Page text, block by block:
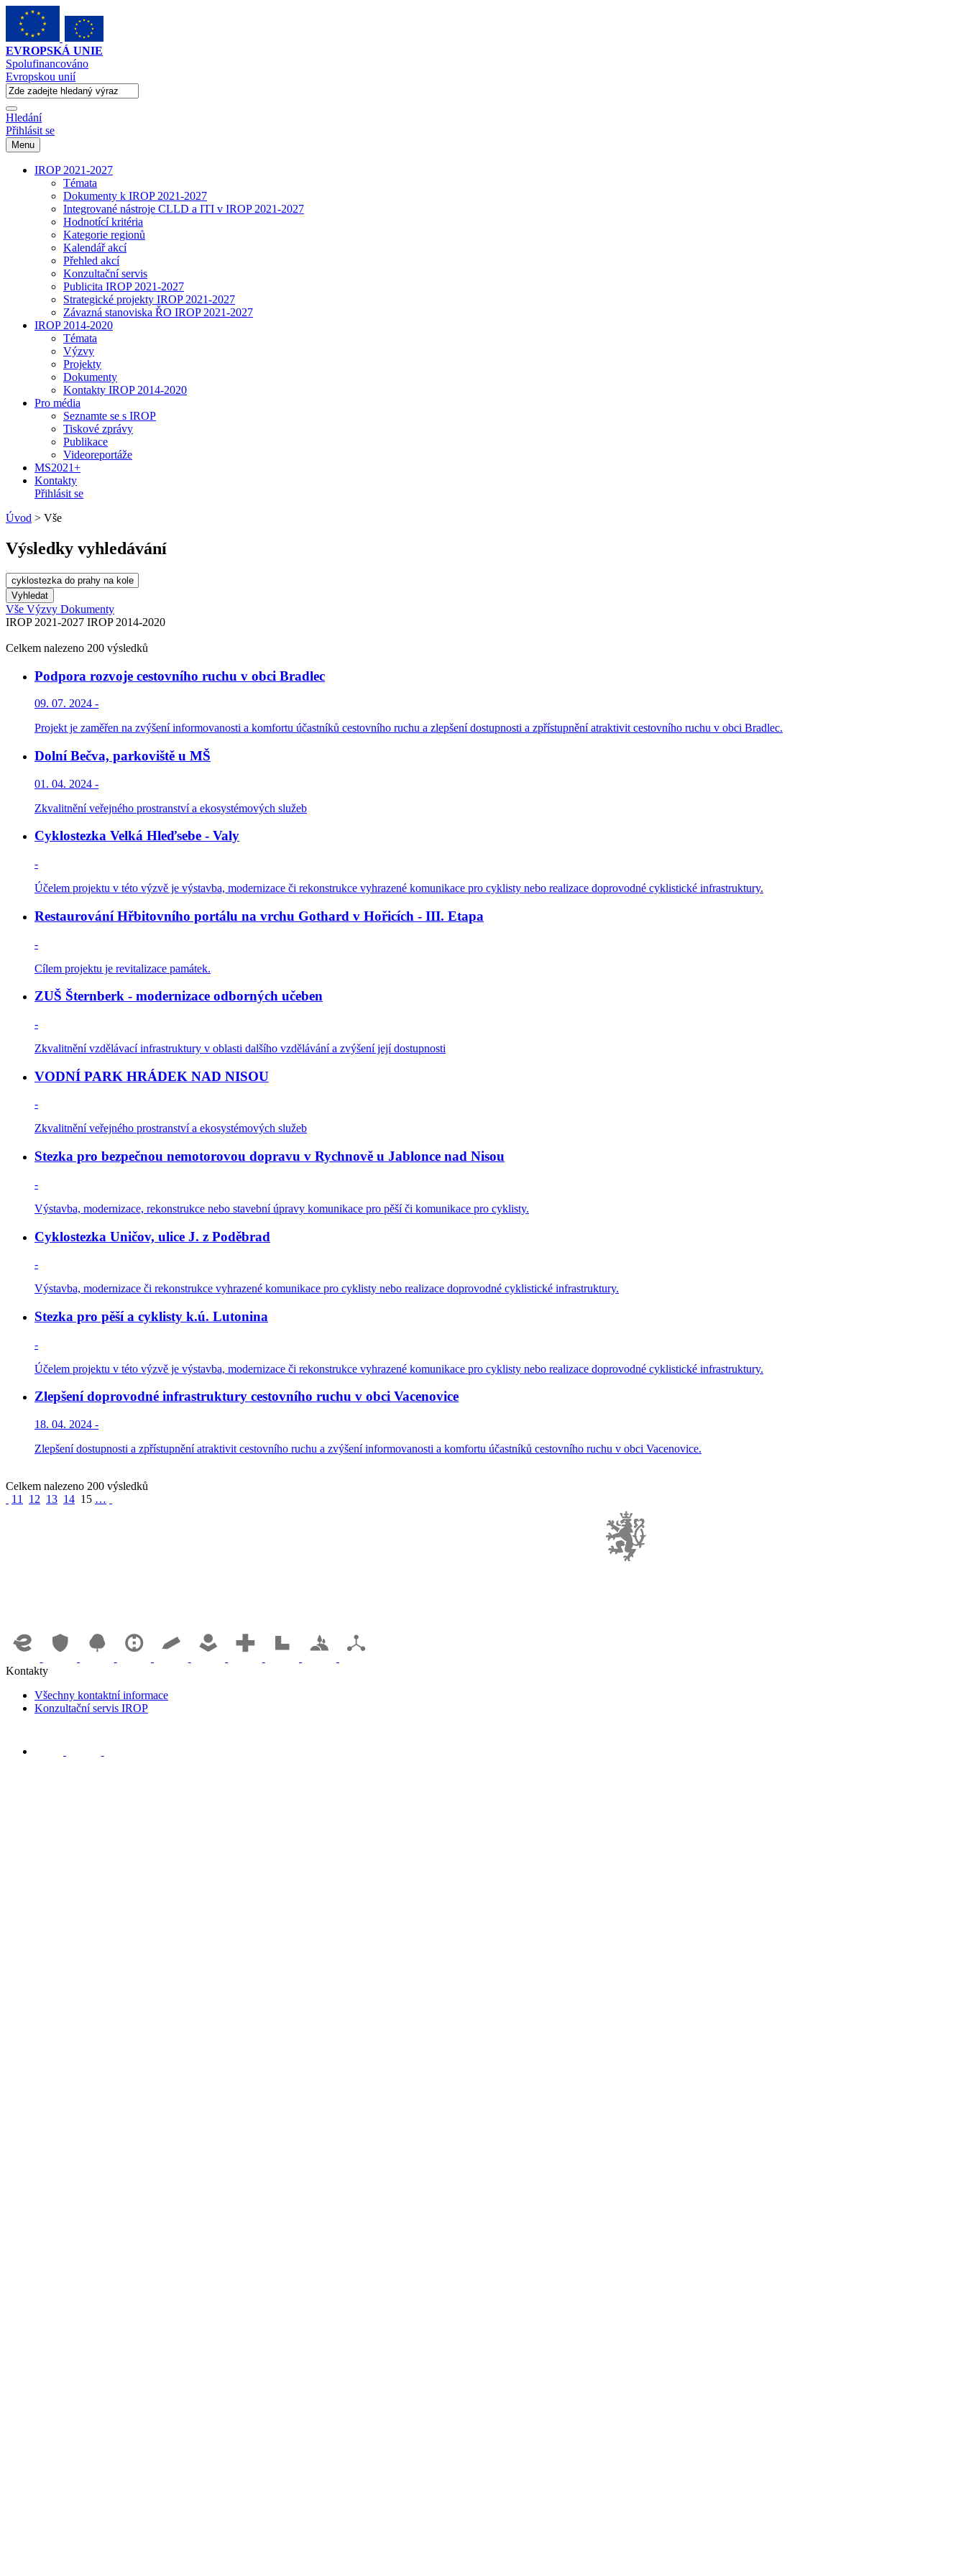
EVROPSKÁ UNIE
Spolufinancováno
Evropskou unií
Hledání
Přihlásit se
Menu
IROP 2021-2027
Témata
Dokumenty k IROP 2021-2027
Integrované nástroje CLLD a ITI v IROP 2021-2027
Hodnotící kritéria
Kategorie regionů
Kalendář akcí
Přehled akcí
Konzultační servis
Publicita IROP 2021-2027
Strategické projekty IROP 2021-2027
Závazná stanoviska ŘO IROP 2021-2027
IROP 2014-2020
Témata
Výzvy
Projekty
Dokumenty
Kontakty IROP 2014-2020
Pro média
Seznamte se s IROP
Tiskové zprávy
Publikace
Videoreportáže
MS2021+
Kontakty
Přihlásit se
Úvod > Vše
Výsledky vyhledávání
Vše Výzvy Dokumenty
IROP 2021-2027 IROP 2014-2020
Celkem nalezeno 200 výsledků
Podpora rozvoje cestovního ruchu v obci Bradlec
09. 07. 2024 -
Projekt je zaměřen na zvýšení informovanosti a komfortu účastníků cestovního ruchu a zlepšení dostupnosti a zpřístupnění atraktivit cestovního ruchu v obci Bradlec.
Dolní Bečva, parkoviště u MŠ
01. 04. 2024 -
Zkvalitnění veřejného prostranství a ekosystémových služeb
Cyklostezka Velká Hleďsebe - Valy
-
Účelem projektu v této výzvě je výstavba, modernizace či rekonstrukce vyhrazené komunikace pro cyklisty nebo realizace doprovodné cyklistické infrastruktury.
Restaurování Hřbitovního portálu na vrchu Gothard v Hořicích - III. Etapa
-
Cílem projektu je revitalizace památek.
ZUŠ Šternberk - modernizace odborných učeben
-
Zkvalitnění vzdělávací infrastruktury v oblasti dalšího vzdělávání a zvýšení její dostupnosti
VODNÍ PARK HRÁDEK NAD NISOU
-
Zkvalitnění veřejného prostranství a ekosystémových služeb
Stezka pro bezpečnou nemotorovou dopravu v Rychnově u Jablonce nad Nisou
-
Výstavba, modernizace, rekonstrukce nebo stavební úpravy komunikace pro pěší či komunikace pro cyklisty.
Cyklostezka Uničov, ulice J. z Poděbrad
-
Výstavba, modernizace či rekonstrukce vyhrazené komunikace pro cyklisty nebo realizace doprovodné cyklistické infrastruktury.
Stezka pro pěší a cyklisty k.ú. Lutonina
-
Účelem projektu v této výzvě je výstavba, modernizace či rekonstrukce vyhrazené komunikace pro cyklisty nebo realizace doprovodné cyklistické infrastruktury.
Zlepšení doprovodné infrastruktury cestovního ruchu v obci Vacenovice
18. 04. 2024 -
Zlepšení dostupnosti a zpřístupnění atraktivit cestovního ruchu a zvýšení informovanosti a komfortu účastníků cestovního ruchu v obci Vacenovice.
Celkem nalezeno 200 výsledků
11
12 13 14 15 …
Kontakty
Všechny kontaktní informace
Konzultační servis IROP